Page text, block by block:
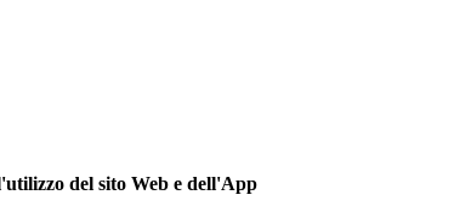
del sito Web e dell'App